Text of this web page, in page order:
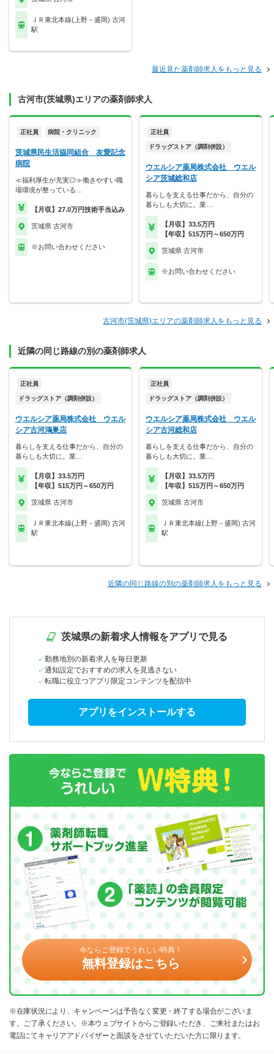
ＪＲ東北本線(上野－盛岡) 古河
駅
最近見た薬剤師求人をもっと見る
古河市(茨城県)エリアの薬剤師求人
正社員 病院・クリニック
茨城県民生活協同組合 友愛記念
病院
≪福利厚生が充実◎≫働きやすい職
場環境が整っている…
【月収】27.0万円技術手当込み
茨城県 古河市
※お問い合わせください
正社員
ドラッグストア（調剤併設）
ウエルシア薬局株式会社 ウエル
シア茨城総和店
暮らしを支える仕事だから、自分の
暮らしも大切に。業…
【月収】33.5万円
【年収】515万円～650万円
茨城県 古河市
※お問い合わせください
古河市(茨城県)エリアの薬剤師求人をもっと見る
近隣の同じ路線の別の薬剤師求人
正社員
ドラッグストア（調剤併設）
ウエルシア薬局株式会社 ウエル
シア古河鴻巣店
暮らしを支える仕事だから、自分の
暮らしも大切に。業…
【月収】33.5万円
【年収】515万円～650万円
茨城県 古河市
ＪＲ東北本線(上野－盛岡) 古河
駅
正社員
ドラッグストア（調剤併設）
ウエルシア薬局株式会社 ウエル
シア古河総和店
暮らしを支える仕事だから、自分の
暮らしも大切に。業…
【月収】33.5万円
【年収】515万円～650万円
茨城県 古河市
ＪＲ東北本線(上野－盛岡) 古河
駅
近隣の同じ路線の別の薬剤師求人をもっと見る
茨城県の新着求人情報をアプリで見る
勤務地別の新着求人を毎日更新
通知設定でおすすめの求人を見逃さない
転職に役立つアプリ限定コンテンツを配信中
アプリをインストールする
今ならご登録でうれしい特典！
無料登録はこちら
※在庫状況により、キャンペーンは予告なく変更・終了する場合がございま
す。ご了承ください。※本ウェブサイトからご登録いただき、ご来社またはお
電話にてキャリアアドバイザーと面談をさせていただいた方に限ります。